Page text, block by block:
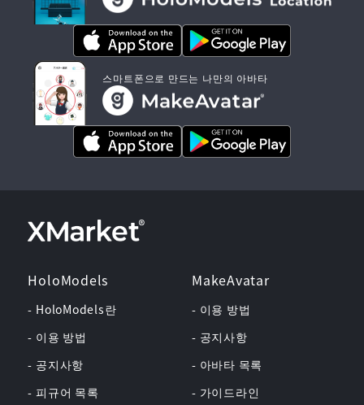
스마트폰으로 만드는 나만의 아바타
HoloModels
- HoloModels란
- 이용 방법
- 공지사항
- 피규어 목록
MakeAvatar
- 이용 방법
- 공지사항
- 아바타 목록
- 가이드라인